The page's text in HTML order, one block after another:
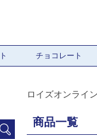
チョコレート
ロイズオンライ
商品一覧